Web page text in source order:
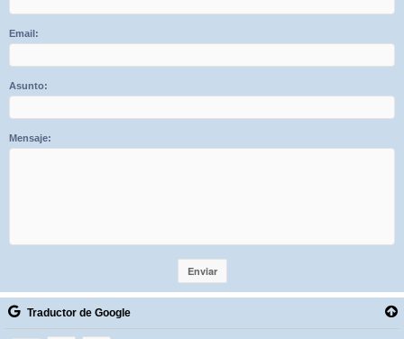
Email:
Asunto:
Mensaje:
Traductor de Google